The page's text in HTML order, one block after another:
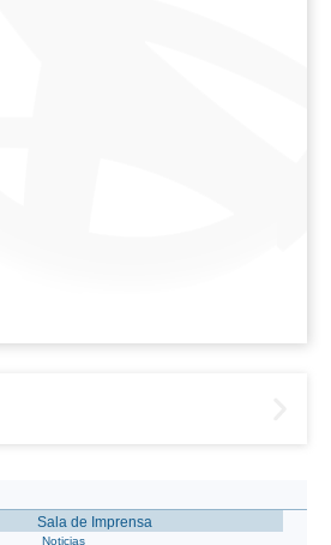
Sala de Imprensa
Noticias